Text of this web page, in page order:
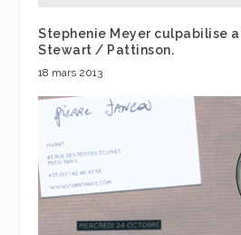
Stephenie Meyer culpabilise
Stewart / Pattinson.
18 mars 2013